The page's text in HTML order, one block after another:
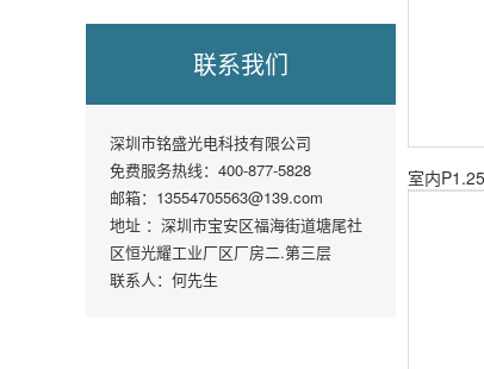
联系我们
深圳市铭盛光电科技有限公司
免费服务热线：400-877-5828
邮箱：13554705563@139.com
地址 ：深圳市宝安区福海街道塘尾社
区恒光耀工业厂区厂房二.第三层
联系人：何先生